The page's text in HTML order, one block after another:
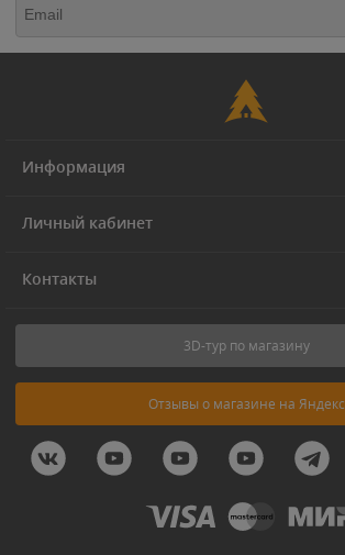
Информация
Личный кабинет
Контакты
3D-тур по магазину
Отзывы о магазине на Яндекс